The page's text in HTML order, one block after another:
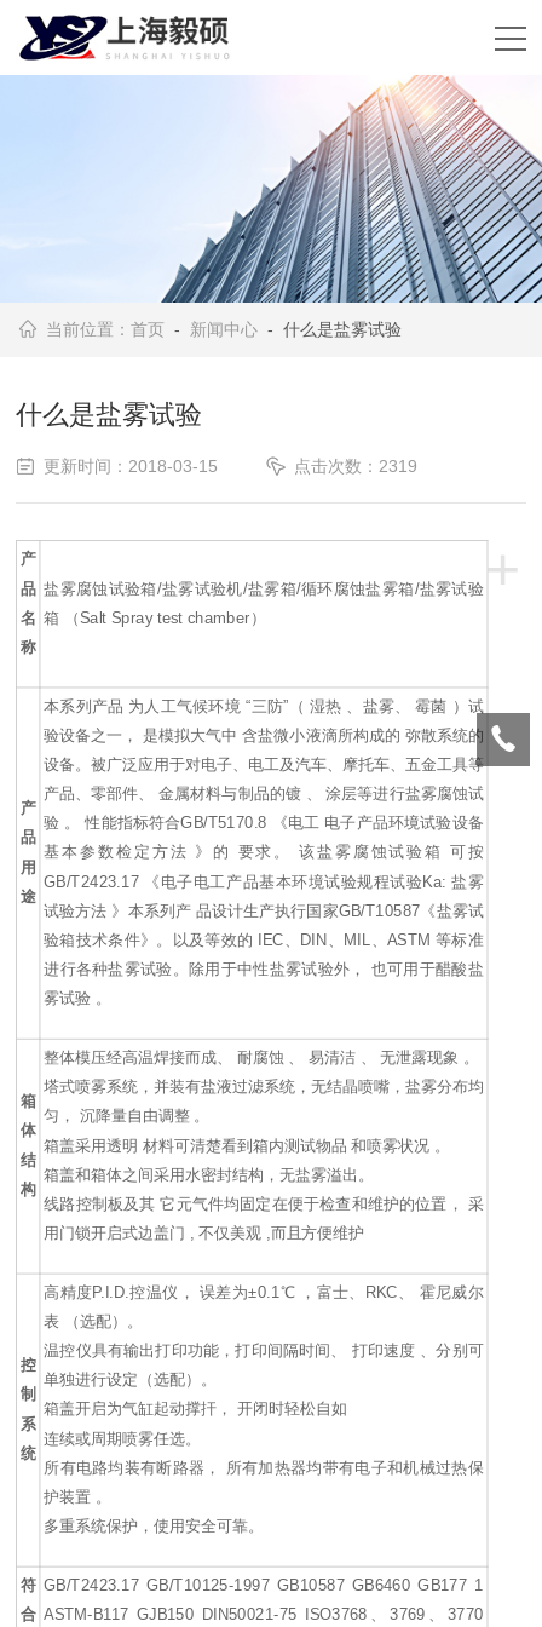
当前位置：首页 - 新闻中心 - 什么是盐雾试验
什么是盐雾试验
更新时间：2018-03-15 点击次数：2319
+
产
品
名
称
盐雾腐蚀试验箱/盐雾试验机/盐雾箱/循环腐蚀盐雾箱/盐雾试验
箱
（Salt Spray test chamber）
产
品
用
途
本系列产品 为人工气候环境 “三防”（ 湿热 、盐雾、 霉菌 ）试
验设备之一， 是模拟大气中 含盐微小液滴所构成的 弥散系统的
设备。被广泛应用于对电子、电工及汽车、摩托车、五金工具等
产品、零部件、 金属材料与制品的镀 、 涂层等进行盐雾腐蚀试
验 。 性能指标符合GB/T5170.8 《电工 电子产品环境试验设备
基本参数检定方法 》的 要求。 该盐雾腐蚀试验箱 可按
GB/T2423.17 《电子电工产品基本环境试验规程试验Ka: 盐雾
试验方法 》本系列产 品设计生产执行国家GB/T10587《盐雾试
验箱技术条件》。以及等效的 IEC、DIN、MIL、ASTM 等标准
进行各种盐雾试验。除用于中性盐雾试验外， 也可用于醋酸盐
雾试验 。
箱
体
结
构
整体模压经高温焊接而成、 耐腐蚀 、 易清洁 、 无泄露现象 。
塔式喷雾系统，并装有盐液过滤系统，无结晶喷嘴，盐雾分布均
匀， 沉降量自由调整 。
箱盖采用透明 材料可清楚看到箱内测试物品 和喷雾状况 。
箱盖和箱体之间采用水密封结构，无盐雾溢出。
线路控制板及其 它元气件均固定在便于检查和维护的位置， 采
用门锁开启式边盖门 , 不仅美观 ,而且方便维护
控
制
系
统
高精度P.I.D.控温仪， 误差为±0.1℃ ，富士、RKC、 霍尼威尔
表 （选配）。
温控仪具有输出打印功能，打印间隔时间、 打印速度 、分别可
单独进行设定（选配）。
箱盖开启为气缸起动撑扞， 开闭时轻松自如
连续或周期喷雾任选。
所有电路均装有断路器， 所有加热器均带有电子和机械过热保
护装置 。
多重系统保护，使用安全可靠。
符
合
GB/T2423.17 GB/T10125-1997 GB10587 GB6460 GB177 1
ASTM-B117 GJB150 DIN50021-75 ISO3768、3769、3770